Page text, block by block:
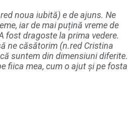
noua iubită) e de ajuns. Ne
iar de mai puțină vreme de
fost dragoste la prima vedere.
ne căsătorim (n.red Cristina
suntem din dimensiuni diferite.
fiica mea, cum o ajut și pe fosta